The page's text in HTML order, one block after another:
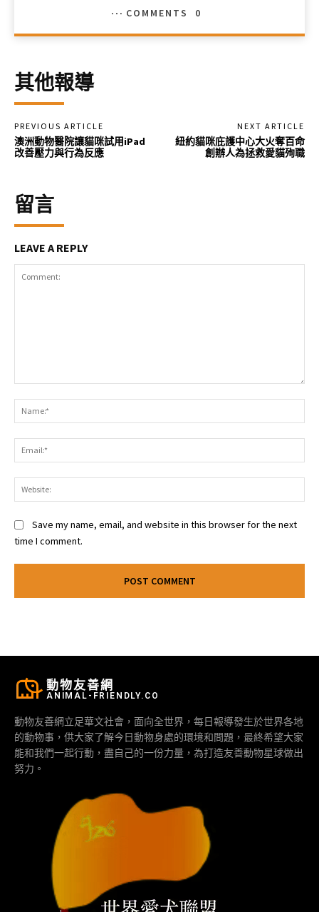
COMMENTS
0
其他報導
PREVIOUS ARTICLE
澳洲動物醫院讓貓咪試用iPad
改善壓力與行為反應
NEXT ARTICLE
紐約貓咪庇護中心大火奪百命
創辦人為拯救愛貓殉職
留言
LEAVE A REPLY
Save my name, email, and website in this browser for the next
time I comment.
動物友善網
ANIMAL-FRIENDLY.CO
動物友善網立足華文社會，面向全世界，每日報導發生於世界各地
的動物事，供大家了解今日動物身處的環境和問題，最終希望大家
能和我們一起行動，盡自己的一份力量，為打造友善動物星球做出
努力。